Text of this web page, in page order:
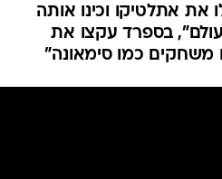
את אתלטיקו וכינו אותה
בספרד עקצו את
משחקים כמו סימאונה"